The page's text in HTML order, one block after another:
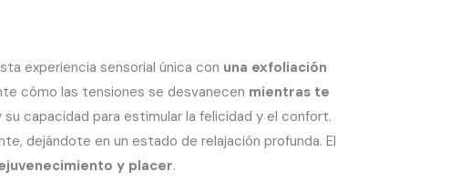
experiencia sensorial única con una exfoliación
cómo las tensiones se desvanecen mientras te
capacidad para estimular la felicidad y el confort.
dejándote en un estado de relajación profunda. El
y placer.